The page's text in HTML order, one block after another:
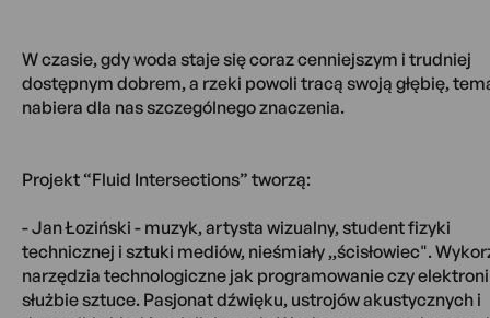
W czasie, gdy woda staje się coraz cenniejszym i trudniej
dostępnym dobrem, a rzeki powoli tracą swoją głębię,
nabiera dla nas szczególnego znaczenia.
Projekt “Fluid Intersections” tworzą:
- Jan Łoziński - muzyk, artysta wizualny, student fizyki
technicznej i sztuki mediów, nieśmiały ,,ścisłowiec".
narzędzia technologiczne jak programowanie czy
służbie sztuce. Pasjonat dźwięku, ustrojów akustycznych i